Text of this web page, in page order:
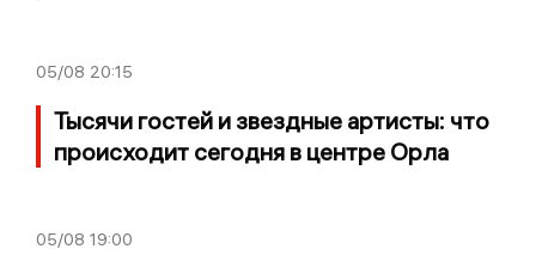
05/08 20:15
Тысячи гостей и звездные артисты: что
происходит сегодня в центре Орла
05/08 19:00